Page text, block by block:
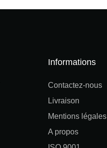
Informations
Contactez-nous
Livraison
Mentions légales
A propos